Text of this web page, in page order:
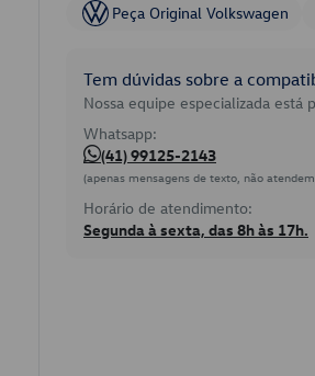
Peça Original Volkswagen
Tem dúvidas sobre a
Nossa equipe especializada está
Whatsapp:
(41) 99125-2143
(apenas mensagens de texto, não
Horário de atendimento:
Segunda à sexta, das 8h às 17h.